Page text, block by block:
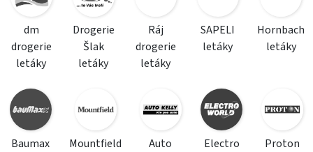
dm
drogerie
letáky
Drogerie
Šlak
letáky
Ráj
drogerie
letáky
SAPELI
letáky
Hornbach
letáky
Baumax
Mountfield
Auto
Electro
Proton